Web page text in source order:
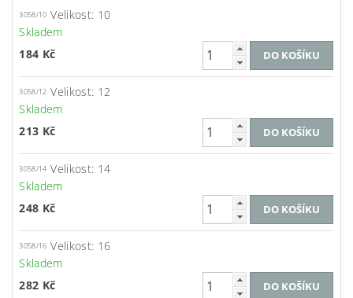
3058/10 Velikost: 10
Skladem
184 Kč
3058/12 Velikost: 12
Skladem
213 Kč
3058/14 Velikost: 14
Skladem
248 Kč
3058/16 Velikost: 16
Skladem
282 Kč